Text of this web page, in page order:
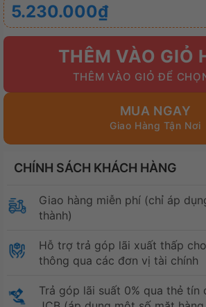
5.230.000₫
THÊM VÀO GIỎ
MUA NGAY
CHÍNH SÁCH KHÁCH HÀNG
Giao hàng miễn phí (chỉ áp
thành)
Hỗ trợ trả góp lãi xuất thấp
thông qua các đơn vị tài chính
Trả góp lãi suất 0% qua thẻ tín